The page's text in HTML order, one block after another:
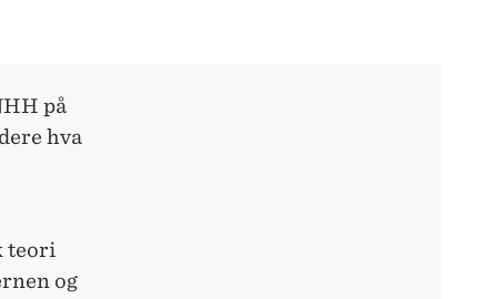
på
hva
teori
og